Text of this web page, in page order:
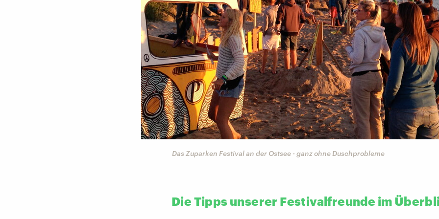
Das Zuparken Festival an der Ostsee - ganz ohne Duschprobleme
Die Tipps unserer Festivalfreunde im